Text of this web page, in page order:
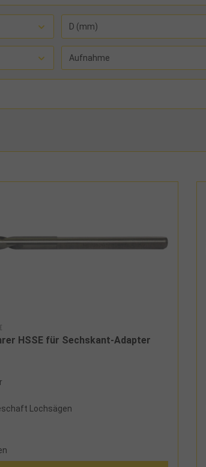
D (mm)
Aufnahme
HSSE für Sechskant-Adapter
Lochsägen